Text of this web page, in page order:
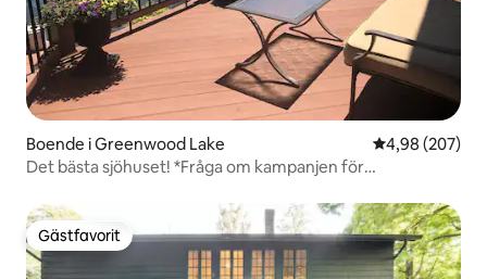
Boende i Greenwood Lake 4,98 av 5 i
4,98 (207)
Det bästa sjöhuset! *Fråga om kampanjen för
Gästfavorit
Gästfavorit